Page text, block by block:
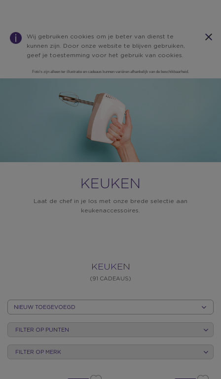
Wij gebruiken cookies om je beter van dienst te
kunnen zijn. Door onze website te blijven gebruiken,
geef je toestemming voor het gebruik van cookies.
Foto’s zijn alleen ter illustratie en cadeaus kunnen variëren afhankelijk van de beschikbaarheid.
KEUKEN
Laat de chef in je los met onze brede selectie aan
keukenaccessoires.
KEUKEN
KEUKEN
(91 CADEAUS)
OP
CATEGORIE
FILTER OP PUNTEN
FILTER OP MERK